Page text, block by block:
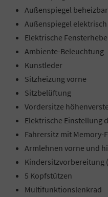
Außenspiegel beheizbar
Außenspiegel
Elektrische
Ambiente-Beleuchtung
Kunstleder
Sitzheizung vorne
Sitzbelüftung
Vordersitze
Elektrische Einstellung
Fahrersitz mit Memory-
Armlehnen vorne und
Kindersitzvorbereitung
5 Kopfstützen
Multifunktionslenkrad